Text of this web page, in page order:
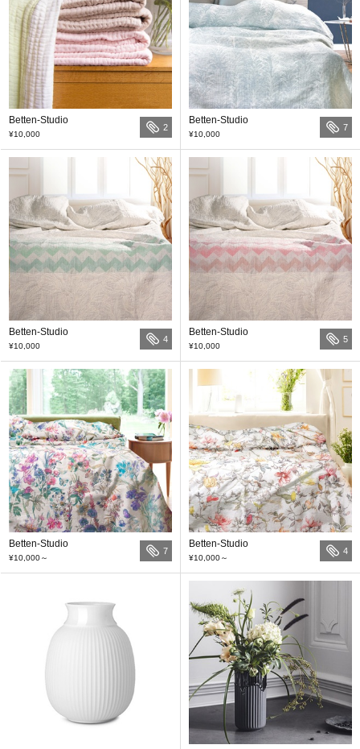
Betten-Studio
¥10,000
2
Betten-Studio
¥10,000
7
Betten-Studio
¥10,000
4
Betten-Studio
¥10,000
5
Betten-Studio
¥10,000～
7
Betten-Studio
¥10,000～
4